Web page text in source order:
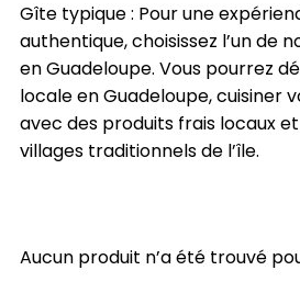
Gîte typique : Pour une
authentique, choisissez l’un de
en Guadeloupe. Vous pourrez
locale en Guadeloupe, cuisiner
avec des produits frais locaux
villages traditionnels de l’île.
Aucun produit n’a été trouvé